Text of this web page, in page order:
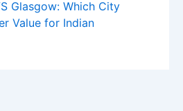
Glasgow: Which City
Value for Indian